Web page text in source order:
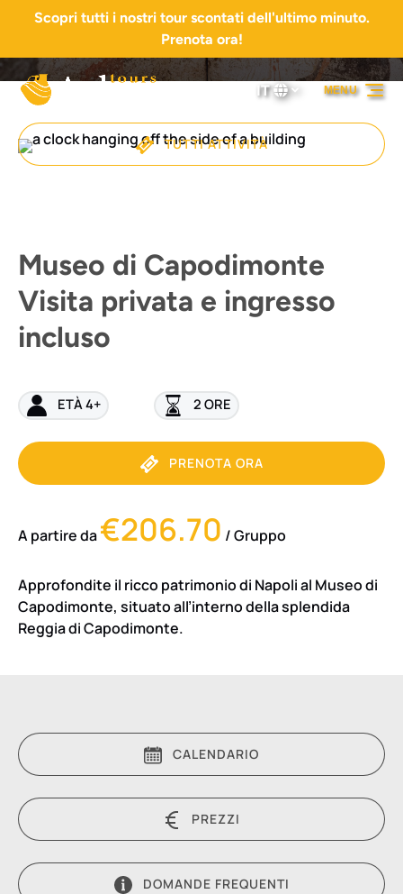
Vai alla navigazione principale
Vai al contenuto
Vai al piè di pagina
Scopri tutti i nostri tour scontati dell'ultimo minuto.
Prenota ora!
Seleziona
la
tua
lingua
IT
TUTTI ATTIVITÀ
MENU
Museo di Capodimonte
Visita privata e ingresso
incluso
ETÀ 4+ 2 ORE
PRENOTA ORA
A partire da€206.70 / Gruppo
Approfondite il ricco patrimonio di Napoli al Museo di
Capodimonte, situato all’interno della splendida
Reggia di Capodimonte.
CALENDARIO
PREZZI
DOMANDE FREQUENTI